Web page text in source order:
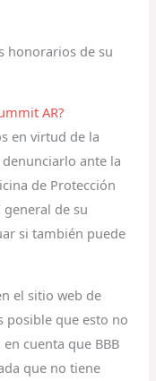
honorarios de su
AR?
en virtud de la
denunciarlo ante la
de Protección
de su
si también puede
el sitio web de
posible que esto no
cuenta que BBB
que no tiene